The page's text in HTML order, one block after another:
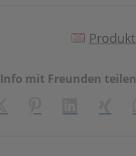
mit Freunden teilen